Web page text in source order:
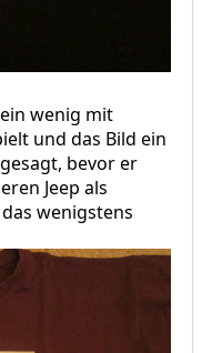
wenig mit
und das Bild ein
bevor er
Jeep als
wenigstens